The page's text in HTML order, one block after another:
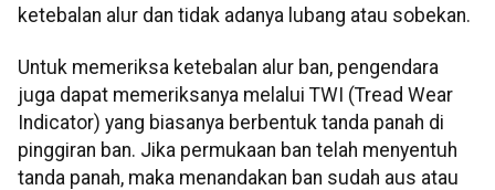
ketebalan alur dan tidak adanya lubang atau sobekan.
Untuk memeriksa ketebalan alur ban, pengendara
juga dapat memeriksanya melalui TWI (Tread Wear
Indicator) yang biasanya berbentuk tanda panah di
pinggiran ban. Jika permukaan ban telah menyentuh
tanda panah, maka menandakan ban sudah aus atau